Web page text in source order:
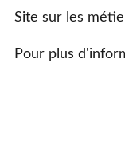
Site sur les
Pour plus